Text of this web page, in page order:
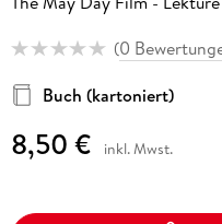
(0
Buch (kartoniert)
8,50 € inkl. Mwst.